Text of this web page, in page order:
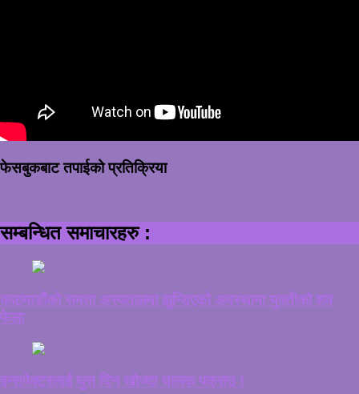
फेसबुकबाट तपाईको प्रतिक्रिया
सम्बन्धित समाचारहरु :
काठमाडौंको समता अस्पतालमा झुन्डिएको अवस्थामा युवतीको शव
फेला
इन्सपेक्टरलाई घुस दिन खोज्दा चालक पक्राउ !